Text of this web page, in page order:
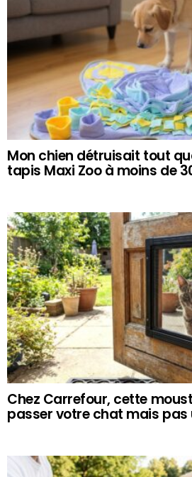
Mon chien détruisait tout
tapis Maxi Zoo à moins de
Chez Carrefour, cette
passer votre chat mais pas